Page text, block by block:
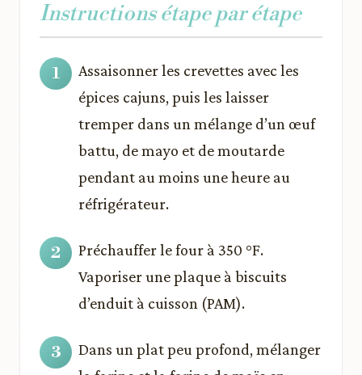
Instructions étape par étape
Assaisonner les crevettes avec les
épices cajuns, puis les laisser
tremper dans un mélange d’un œuf
battu, de mayo et de moutarde
pendant au moins une heure au
réfrigérateur.
Préchauffer le four à 350 °F.
Vaporiser une plaque à biscuits
d’enduit à cuisson (PAM).
Dans un plat peu profond, mélanger